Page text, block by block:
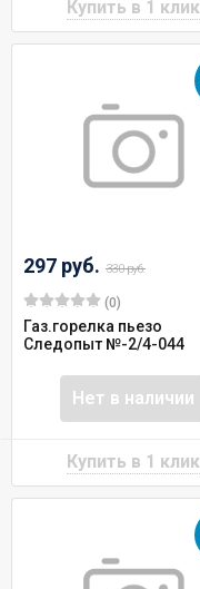
297 руб. 330 руб.
(0)
Газ.горелка пьезо
Следопыт №-2/4-044
Нет в наличии